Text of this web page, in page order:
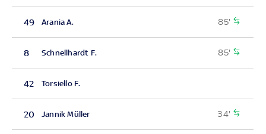
49 Arania A. 85'
8 Schnellhardt F. 85'
42 Torsiello F.
20 Jannik Müller 34'